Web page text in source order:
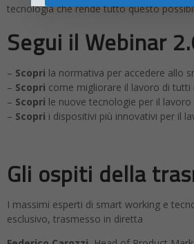
tecnologia che rende tutto questo
Segui il Webinar
– Scopri la normativa per accedere allo
– Scopri come migliorare il lavoro di tutti
– Scopri le nuove tecnologie per il lavoro
– Scopri i dispositivi più innovativi per il
Gli ospiti della
I massimi esperti di smart working e
esclusivo, trasmesso in diretta